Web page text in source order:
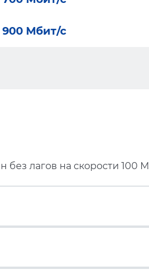
900 Мбит/с
лагов на скорости 100